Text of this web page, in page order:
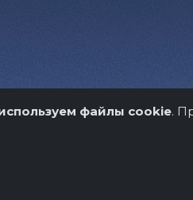
файлы cookie.